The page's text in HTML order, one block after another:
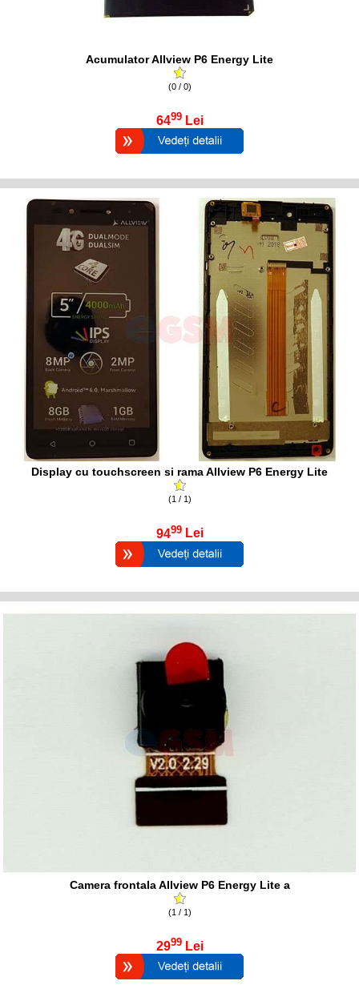
Acumulator Allview P6 Energy Lite
(0 / 0)
6499 Lei
Display cu touchscreen si rama Allview P6 Energy Lite
(1 / 1)
9499 Lei
Camera frontala Allview P6 Energy Lite a
(1 / 1)
2999 Lei